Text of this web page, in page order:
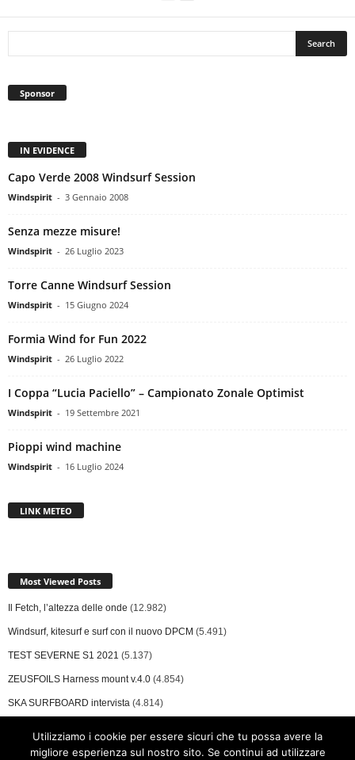
Sponsor
IN EVIDENCE
Capo Verde 2008 Windsurf Session
Windspirit - 3 Gennaio 2008
Senza mezze misure!
Windspirit - 26 Luglio 2023
Torre Canne Windsurf Session
Windspirit - 15 Giugno 2024
Formia Wind for Fun 2022
Windspirit - 26 Luglio 2022
I Coppa “Lucia Paciello” – Campionato Zonale Optimist
Windspirit - 19 Settembre 2021
Pioppi wind machine
Windspirit - 16 Luglio 2024
LINK METEO
Most Viewed Posts
Il Fetch, l’altezza delle onde (12.982)
Windsurf, kitesurf e surf con il nuovo DPCM (5.491)
TEST SEVERNE S1 2021 (5.137)
ZEUSFOILS Harness mount v.4.0 (4.854)
SKA SURFBOARD intervista (4.814)
Utilizziamo i cookie per essere sicuri che tu possa avere la
migliore esperienza sul nostro sito. Se continui ad utilizzare